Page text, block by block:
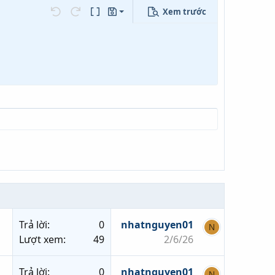
Undo Redo Toggle BB code
Bản thảo
Lưu nháp
Xem trước
Trả lời
0
Lượt xem
49
nhatnguyen01
2/6/26
N
Trả lời
0
nhatnguyen01